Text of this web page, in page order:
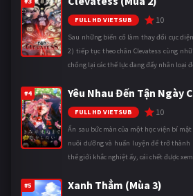
FULL HD VIETSUB 10
Sau những biến cố làm thay đổi cục
2) tiếp tục theo chân Clevatess cùng
chống lại các thế lực đang đẩy nhân loại
#4 Yêu Nhau Đến Tận Ngày
FULL HD VIETSUB 10
Ẩn sau bức màn của một học viện bí
nuôi dưỡng và huấn luyện để trở thành
thế giới khắc nghiệt ấy, cái chết được
#5 Xanh Thẳm (Mùa 3)